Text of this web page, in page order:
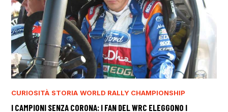
CURIOSITÀ STORIA WORLD RALLY CHAMPIONSHIP
I CAMPIONI SENZA CORONA: I FAN DEL WRC ELEGGONO I